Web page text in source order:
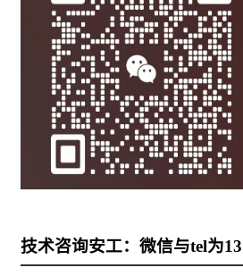
技术咨询安工：微信与tel为